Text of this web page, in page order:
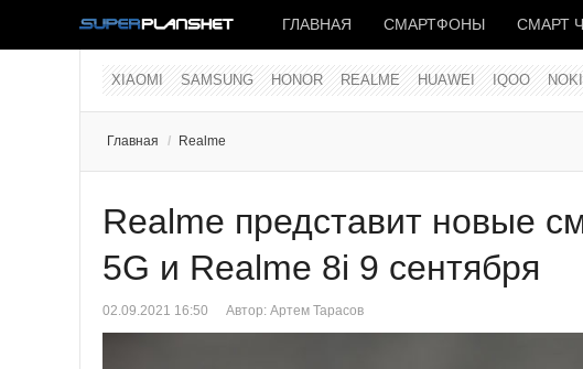
ГЛАВНАЯ СМАРТФОНЫ СМАРТ
XIAOMI SAMSUNG HONOR REALME HUAWEI IQOO
Главная / Realme
Realme представит новые
5G и Realme 8i 9 сентября
02.09.2021 16:50 Автор: Артем Тарасов